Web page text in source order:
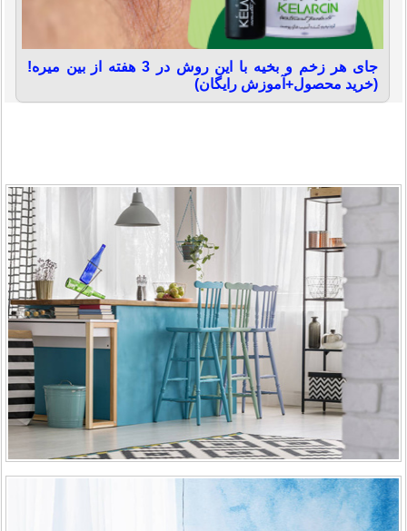
جای هر زخم و بخیه با این روش در 3 هفته از بین میره!
(خرید محصول+آموزش رایگان)